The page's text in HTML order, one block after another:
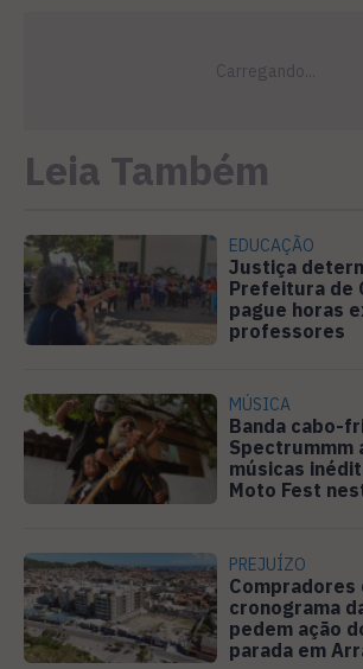
Leia Também
EDUCAÇÃO
Justiça
Prefeitura de
pague horas
professores
MÚSICA
Banda cabo-
Spectrummm
músicas
Moto Fest
PREJUÍZO
Compradores
cronograma
pedem ação
parada em